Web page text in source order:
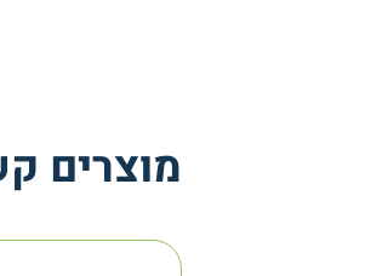
מוצרים